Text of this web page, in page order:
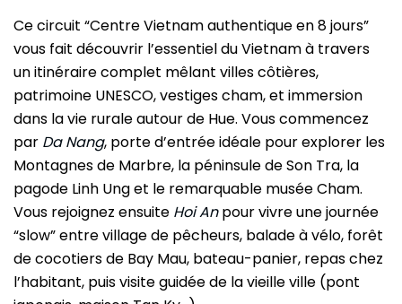
Ce circuit “Centre Vietnam authentique en 8 jours”
vous fait découvrir l’essentiel du Vietnam à travers
un itinéraire complet mêlant villes côtières,
patrimoine UNESCO, vestiges cham, et immersion
dans la vie rurale autour de Hue. Vous commencez
par Da Nang, porte d’entrée idéale pour explorer les
Montagnes de Marbre, la péninsule de Son Tra, la
pagode Linh Ung et le remarquable musée Cham.
Vous rejoignez ensuite Hoi Anpour vivre une journée
“slow” entre village de pêcheurs, balade à vélo, forêt
de cocotiers de Bay Mau, bateau-panier, repas chez
l’habitant, puis visite guidée de la vieille ville (pont